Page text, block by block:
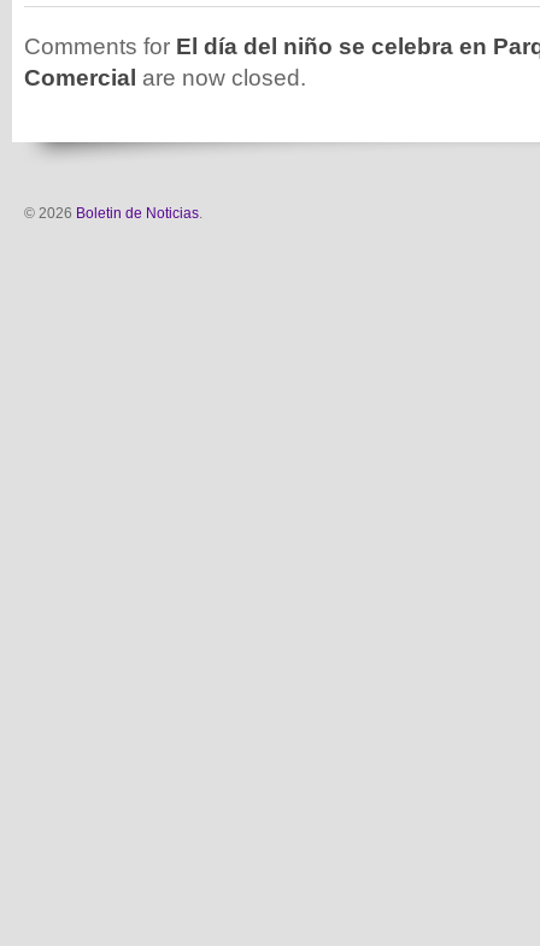
Comments for El día del niño se celebra en
Comercial are now closed.
© 2026 Boletin de Noticias.